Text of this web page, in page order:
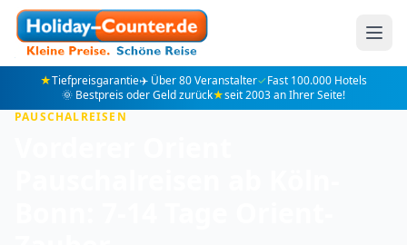
★Tiefpreisgarantie✈️ Über 80 Veranstalter✓Fast 100.000 Hotels
🌞 Bestpreis oder Geld zurück★seit 2003 an Ihrer Seite!
PAUSCHALREISEN